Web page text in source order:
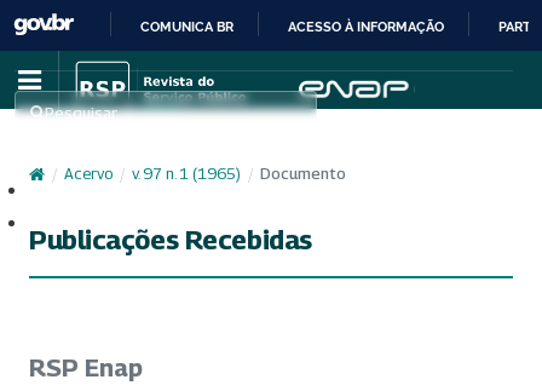
IR
PARA
CONTEÚDO
COMUNICA BR ACESSO À INFORMAÇÃO
Pesquisar
/ Acervo / v. 97 n. 1 (1965) / Documento
Publicações Recebidas
RSP Enap